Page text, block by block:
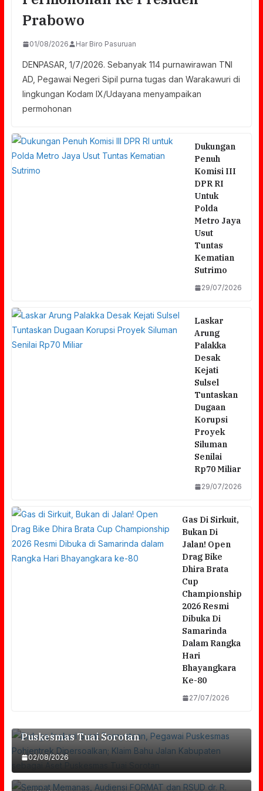
Prabowo
01/08/2026 Har Biro Pasuruan
DENPASAR, 1/7/2026. Sebanyak 114 purnawirawan TNI
AD, Pegawai Negeri Sipil purna tugas dan Warakawuri di
lingkungan Kodam IX/Udayana menyampaikan
permohonan
Dukungan
Penuh
Komisi III
DPR RI
Untuk
Polda
Metro Jaya
Usut
Tuntas
Kematian
Sutrimo
29/07/2026
Laskar
Arung
Palakka
Desak
Kejati
Sulsel
Tuntaskan
Dugaan
Korupsi
Proyek
Siluman
Senilai
Rp70 Miliar
29/07/2026
Gas Di Sirkuit,
Bukan Di
Jalan! Open
Drag Bike
Dhira Brata
Cup
Championship
2026 Resmi
Dibuka Di
Samarinda
Dalam Rangka
Hari
Bhayangkara
Ke-80
27/07/2026
Diduga Ingkari Surat Pernyataan, Pegawai
Puskesmas Pohjentrek Dipersoalkan; Klaim
Puskesmas Tuai Sorotan
02/08/2026
Sempat Memanas, Audiensi FORMAT Dan
RSUD Dr. R. Soedarsono Berakhir Dengan
Foto Bersama
Di Depan Publik Bilang Sesuai SOP, Di Rumah